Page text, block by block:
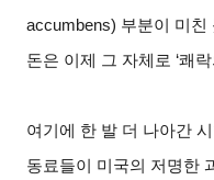
accumbens) 부분이 미친
돈은 이제 그 자체로 ‘쾌
여기에 한 발 더 나아간
동료들이 미국의 저명한